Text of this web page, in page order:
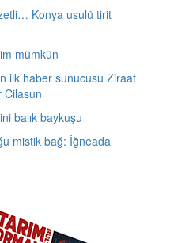
Konya usulü tirit
mümkün
ilk haber sunucusu Ziraat
Cilasun
balık baykuşu
mistik bağ: İğneada